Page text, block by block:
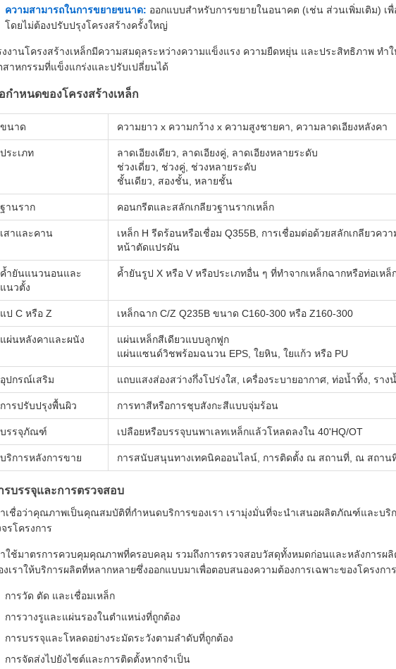
ความสามารถในการขยายขนาด: ออกแบบสำหรับการขยายในอนาคต (เช่น ส่วนเพิ่มเติม) เ
โดยไม่ต้องปรับปรุงโครงสร้างครั้งใหญ่
งงานโครงสร้างเหล็กมีความสมดุลระหว่างความแข็งแรง ความยืดหยุ่น และประสิทธิภาพ ทำ
สาหกรรมที่แข็งแกร่งและปรับเปลี่ยนได้
กำหนดของโครงสร้างเหล็ก
ขนาด ความยาว x ความกว้าง x ความสูงชายคา, ความลาดเอียงหลังคา
ประเภท
ลาดเอียงเดียว, ลาดเอียงคู่, ลาดเอียงหลายระดับ
ช่วงเดี่ยว, ช่วงคู่, ช่วงหลายระดับ
ชั้นเดียว, สองชั้น, หลายชั้น
ฐานราก คอนกรีตและสลักเกลียวฐานรากเหล็ก
เสาและคาน
เหล็ก H รีดร้อนหรือเชื่อม Q355B, การเชื่อมต่อด้วยสลักเกลียวค
หน้าตัดแปรผัน
ค้ำยันแนวนอนและ
แนวตั้ง
ค้ำยันรูป X หรือ V หรือประเภทอื่น ๆ ที่ทำจากเหล็กฉากหรือท่อเหล็
แป C หรือ Z เหล็กฉาก C/Z Q235B ขนาด C160-300 หรือ Z160-300
แผ่นหลังคาและผนัง
แผ่นเหล็กสีเดียวแบบลูกฟูก
แผ่นแซนด์วิชพร้อมฉนวน EPS, ใยหิน, ใยแก้ว หรือ PU
อุปกรณ์เสริม แถบแสงส่องสว่างกึ่งโปร่งใส, เครื่องระบายอากาศ, ท่อน้ำทิ้ง, รา
การปรับปรุงพื้นผิว การทาสีหรือการชุบสังกะสีแบบจุ่มร้อน
บรรจุภัณฑ์ เปลือยหรือบรรจุบนพาเลทเหล็กแล้วโหลดลงใน 40'HQ/OT
บริการหลังการขาย การสนับสนุนทางเทคนิคออนไลน์, การติดตั้ง ณ สถานที่, ณ สถาน
รบรรจุและการตรวจสอบ
าเชื่อว่าคุณภาพเป็นคุณสมบัติที่กำหนดบริการของเรา เรามุ่งมั่นที่จะนำเสนอผลิตภัณฑ์และบ
จรโครงการ
าใช้มาตรการควบคุมคุณภาพที่ครอบคลุม รวมถึงการตรวจสอบวัสดุทั้งหมดก่อนและหลังการผ
งเราให้บริการผลิตที่หลากหลายซึ่งออกแบบมาเพื่อตอบสนองความต้องการเฉพาะของโครงก
การวัด ตัด และเชื่อมเหล็ก
การวางรูและแผ่นรองในตำแหน่งที่ถูกต้อง
การบรรจุและโหลดอย่างระมัดระวังตามลำดับที่ถูกต้อง
การจัดส่งไปยังไซต์และการติดตั้งหากจำเป็น